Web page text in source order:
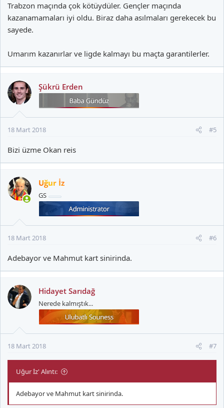
Trabzon maçında çok kötüydüler. Gençler maçında
kazanamamaları iyi oldu. Biraz daha asılmaları gerekecek bu
sayede.
Umarım kazanırlar ve ligde kalmayı bu maçta garantilerler.
Şükrü Erden
18 Mart 2018 #5
Bizi üzme Okan reis
Uğur İz
GS
18 Mart 2018 #6
Adebayor ve Mahmut kart sinirinda.
Hidayet Sarıdağ
Nerede kalmıştık...
18 Mart 2018 #7
Uğur İz' Alıntı:
Adebayor ve Mahmut kart sinirinda.